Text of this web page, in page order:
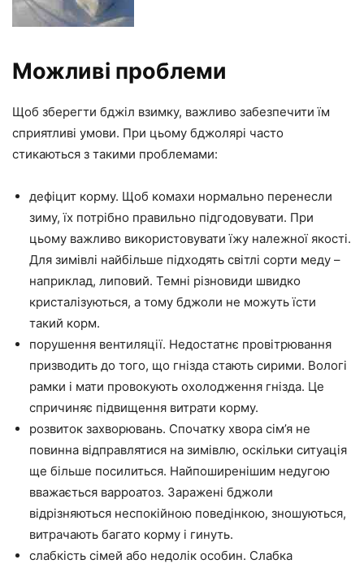
Можливі проблеми
Щоб зберегти бджіл взимку, важливо забезпечити їм
сприятливі умови. При цьому бджолярі часто
стикаються з такими проблемами:
дефіцит корму. Щоб комахи нормально перенесли
зиму, їх потрібно правильно підгодовувати. При
цьому важливо використовувати їжу належної якості.
Для зимівлі найбільше підходять світлі сорти меду –
наприклад, липовий. Темні різновиди швидко
кристалізуються, а тому бджоли не можуть їсти
такий корм.
порушення вентиляції. Недостатнє провітрювання
призводить до того, що гнізда стають сирими. Вологі
рамки і мати провокують охолодження гнізда. Це
спричиняє підвищення витрати корму.
розвиток захворювань. Спочатку хвора сім’я не
повинна відправлятися на зимівлю, оскільки ситуація
ще більше посилиться. Найпоширенішим недугою
вважається варроатоз. Заражені бджоли
відрізняються неспокійною поведінкою, зношуються,
витрачають багато корму і гинуть.
слабкість сімей або недолік особин. Слабка